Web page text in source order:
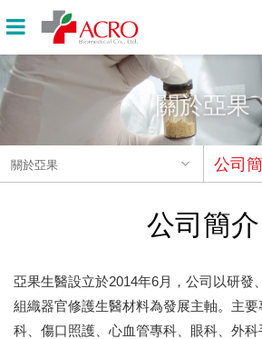
關於亞果
關於亞果 公司
公司簡介
亞果生醫設立於2014年6月，公司以研發
組織器官修護生醫材料為發展主軸。主
科、傷口照護、心血管專科、眼科、外